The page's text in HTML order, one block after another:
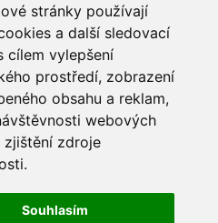
stránky používají
a další sledovací
cílem vylepšení
prostředí, zobrazení
obsahu a reklam,
webových
zjištění zdroje
Souhlasím
Club 2026